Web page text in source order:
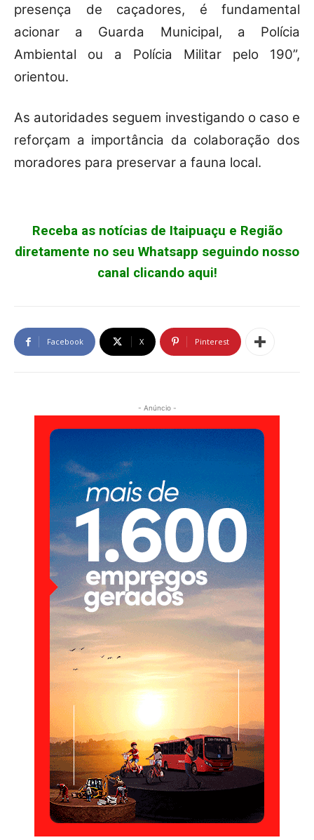
presença de caçadores, é fundamental
acionar a Guarda Municipal, a Polícia
Ambiental ou a Polícia Militar pelo 190”,
orientou.
As autoridades seguem investigando o caso e
reforçam a importância da colaboração dos
moradores para preservar a fauna local.
Receba as notícias de Itaipuaçu e Região
diretamente no seu Whatsapp seguindo nosso
canal clicando aqui!
Facebook X Pinterest
- Anúncio -